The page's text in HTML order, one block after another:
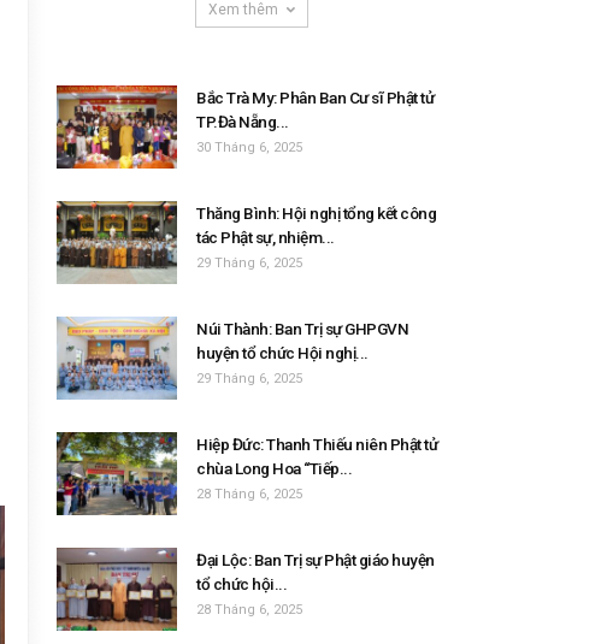
Xem thêm
Bắc Trà My: Phân Ban Cư sĩ Phật tử
TP.Đà Nẵng...
30 Tháng 6, 2025
Thăng Bình: Hội nghị tổng kết công
tác Phật sự, nhiệm...
29 Tháng 6, 2025
Núi Thành: Ban Trị sự GHPGVN
huyện tổ chức Hội nghị...
29 Tháng 6, 2025
Hiệp Đức: Thanh Thiếu niên Phật tử
chùa Long Hoa “Tiếp...
28 Tháng 6, 2025
Đại Lộc: Ban Trị sự Phật giáo huyện
tổ chức hội...
28 Tháng 6, 2025